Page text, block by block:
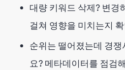
대량 키워드 삭제? 변경
걸쳐 영향을 미치는지
순위는 떨어졌는데 경
요? 메타데이터를 점검